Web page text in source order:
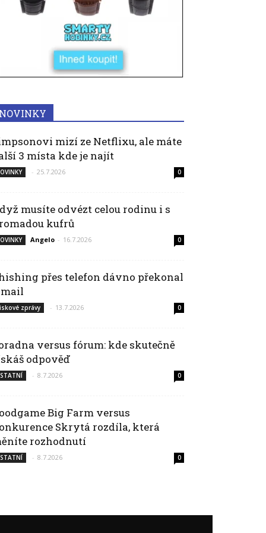
NOVINKY
mizí ze Netflixu, ale máte
3 místa kde je najít
- 25.7.2026 0
musíte odvézt celou rodinu i s
kufrů
Angelo - 16.7.2026 0
přes telefon dávno překonal
zprávy - 13.7.2026 0
versus fórum: kde skutečně
odpověď
- 8.7.2026 0
Big Farm versus
Skrytá rozdíla, která
rozhodnutí
- 8.7.2026 0